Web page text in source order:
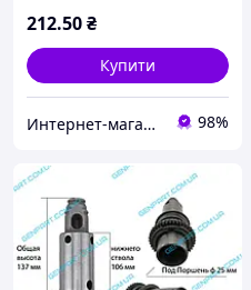
212.50₴
Купити
Интернет-магазин "Genpart" 98%